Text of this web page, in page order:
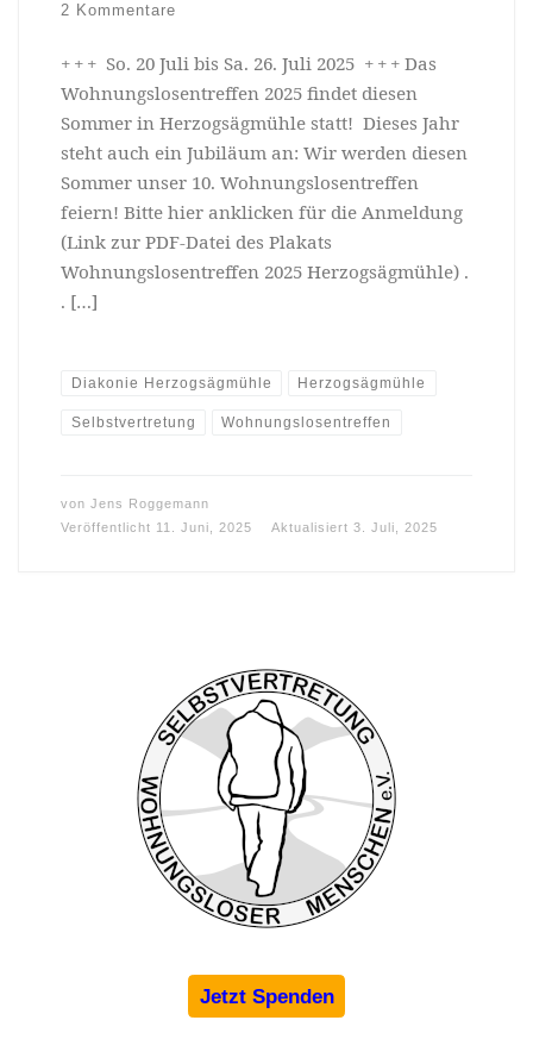
2 Kommentare
+ + + So. 20 Juli bis Sa. 26. Juli 2025 + + + Das
Wohnungslosentreffen 2025 findet diesen
Sommer in Herzogsägmühle statt! Dieses Jahr
steht auch ein Jubiläum an: Wir werden diesen
Sommer unser 10. Wohnungslosentreffen
feiern! Bitte hier anklicken für die Anmeldung
(Link zur PDF-Datei des Plakats
Wohnungslosentreffen 2025 Herzogsägmühle) .
. […]
Diakonie Herzogsägmühle Herzogsägmühle
Selbstvertretung Wohnungslosentreffen
von Jens Roggemann
Veröffentlicht 11. Juni, 2025 Aktualisiert 3. Juli, 2025
Jetzt Spenden